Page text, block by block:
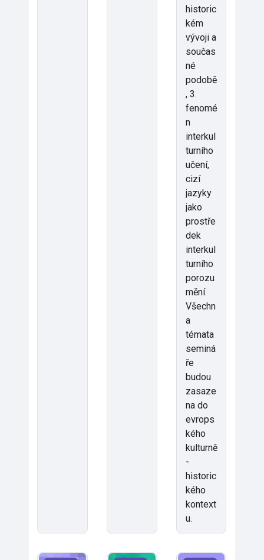
historic
kém
vývoji a
součas
né
podobě
, 3.
fenomé
n
interkul
turního
učení,
cizí
jazyky
jako
prostře
dek
interkul
turního
porozu
mění.
Všechn
a
témata
seminá
ře
budou
zasaze
na do
evrops
kého
kulturně
-
historic
kého
kontext
u.